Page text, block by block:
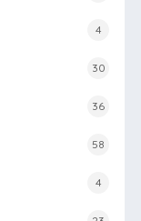
4
30
36
58
4